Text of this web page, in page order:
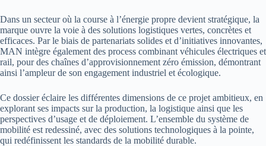
Dans un secteur où la course à l’énergie propre devient stratégique, la
marque ouvre la voie à des solutions logistiques vertes, concrètes et
efficaces. Par le biais de partenariats solides et d’initiatives innovantes,
MAN intègre également des process combinant véhicules électriques et
rail, pour des chaînes d’approvisionnement zéro émission, démontrant
ainsi l’ampleur de son engagement industriel et écologique.
Ce dossier éclaire les différentes dimensions de ce projet ambitieux, en
explorant ses impacts sur la production, la logistique ainsi que les
perspectives d’usage et de déploiement. L’ensemble du système de
mobilité est redessiné, avec des solutions technologiques à la pointe,
qui redéfinissent les standards de la mobilité durable.